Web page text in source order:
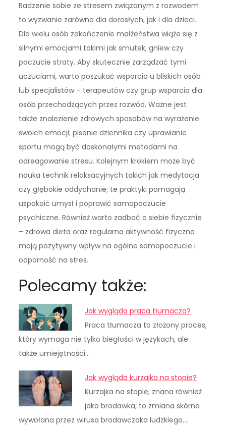
Radzenie sobie ze stresem związanym z rozwodem
to wyzwanie zarówno dla dorosłych, jak i dla dzieci.
Dla wielu osób zakończenie małżeństwa wiąże się z
silnymi emocjami takimi jak smutek, gniew czy
poczucie straty. Aby skutecznie zarządzać tymi
uczuciami, warto poszukać wsparcia u bliskich osób
lub specjalistów – terapeutów czy grup wsparcia dla
osób przechodzących przez rozwód. Ważne jest
także znalezienie zdrowych sposobów na wyrażenie
swoich emocji; pisanie dziennika czy uprawianie
sportu mogą być doskonałymi metodami na
odreagowanie stresu. Kolejnym krokiem może być
nauka technik relaksacyjnych takich jak medytacja
czy głębokie oddychanie; te praktyki pomagają
uspokoić umysł i poprawić samopoczucie
psychiczne. Również warto zadbać o siebie fizycznie
– zdrowa dieta oraz regularna aktywność fizyczna
mają pozytywny wpływ na ogólne samopoczucie i
odporność na stres.
Polecamy także:
Jak wygląda praca tłumacza?
Praca tłumacza to złożony proces,
który wymaga nie tylko biegłości w językach, ale
także umiejętności…
Jak wygląda kurzajka na stopie?
Kurzajka na stopie, znana również
jako brodawka, to zmiana skórna
wywołana przez wirusa brodawczaka ludzkiego.…